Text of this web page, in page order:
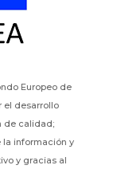
Europeo de
el desarrollo
de calidad;
la información y
y gracias al